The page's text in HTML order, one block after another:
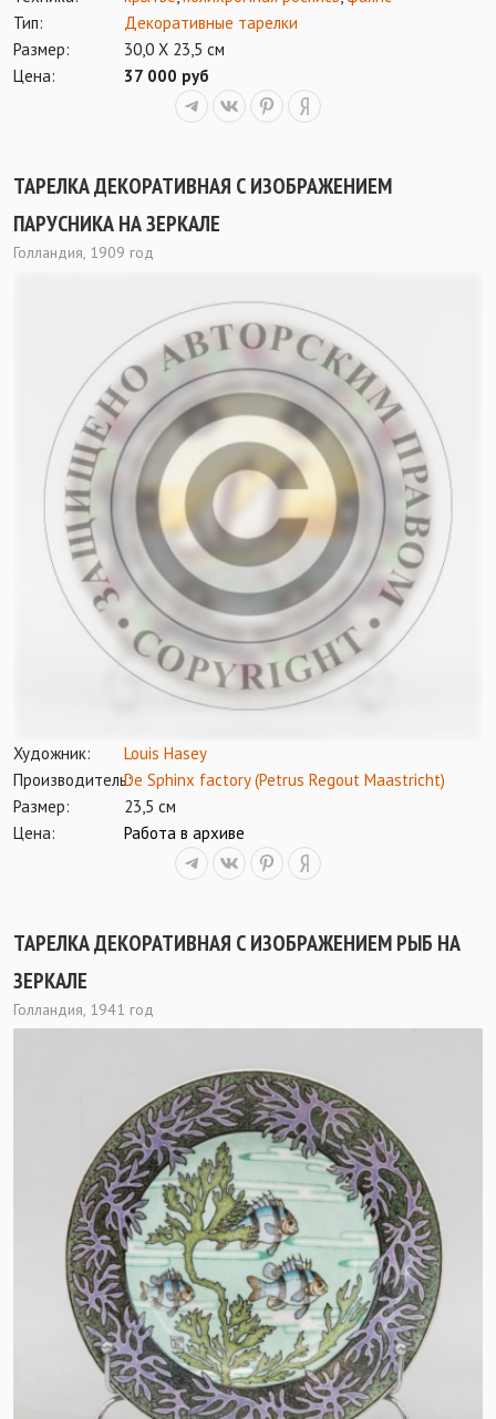
Тип:
Декоративные тарелки
Размер:
30,0 Х 23,5 см
Цена:
37 000 руб
ТАРЕЛКА ДЕКОРАТИВНАЯ С ИЗОБРАЖЕНИЕМ
ПАРУСНИКА НА ЗЕРКАЛЕ
Голландия, 1909 год
Художник:
Louis Hasey
Производитель:De Sphinx factory (Petrus Regout Maastricht)
Размер:
23,5 см
Цена:
Работа в архиве
ТАРЕЛКА ДЕКОРАТИВНАЯ С ИЗОБРАЖЕНИЕМ РЫБ НА
ЗЕРКАЛЕ
Голландия, 1941 год